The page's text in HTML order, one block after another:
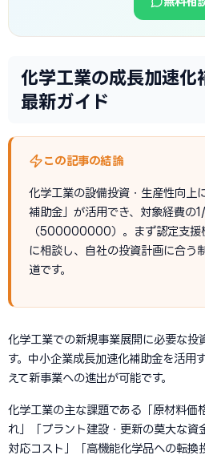
化学工業の成長加速
最新ガイド
この記事の結論
化学工業の設備投資・生産性向上
補助金」が活用でき、対象経費の
（500000000）。まず認定支援
に相談し、自社の投資計画に合う
道です。
化学工業での新規事業展開に必要な投
す。中小企業成長加速化補助金を活用
えて新事業への進出が可能です。
化学工業の主な課題である「原材料価
れ」「プラント建設・更新の莫大な資
対応コスト」「高機能化学品への転換